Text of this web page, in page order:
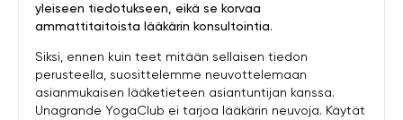
yleiseen tiedotukseen, eikä se korvaa
ammattitaitoista lääkärin konsultointia.
Siksi, ennen kuin teet mitään sellaisen tiedon
perusteella, suosittelemme neuvottelemaan
asianmukaisen lääketieteen asiantuntijan kanssa.
Unagrande YogaClub ei tarjoa lääkärin neuvoja. Käytät